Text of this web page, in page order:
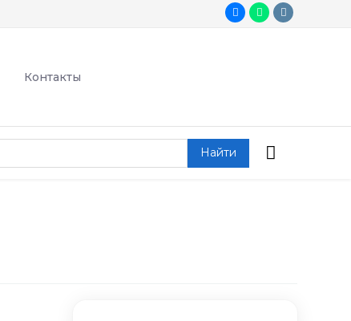
Контакты
Найти